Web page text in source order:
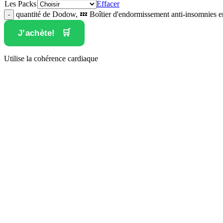
Les Packs
Effacer
quantité de Dodow, 💤 Boîtier d'endormissement anti-insomnies
J’achète!
Utilise la cohérence cardiaque